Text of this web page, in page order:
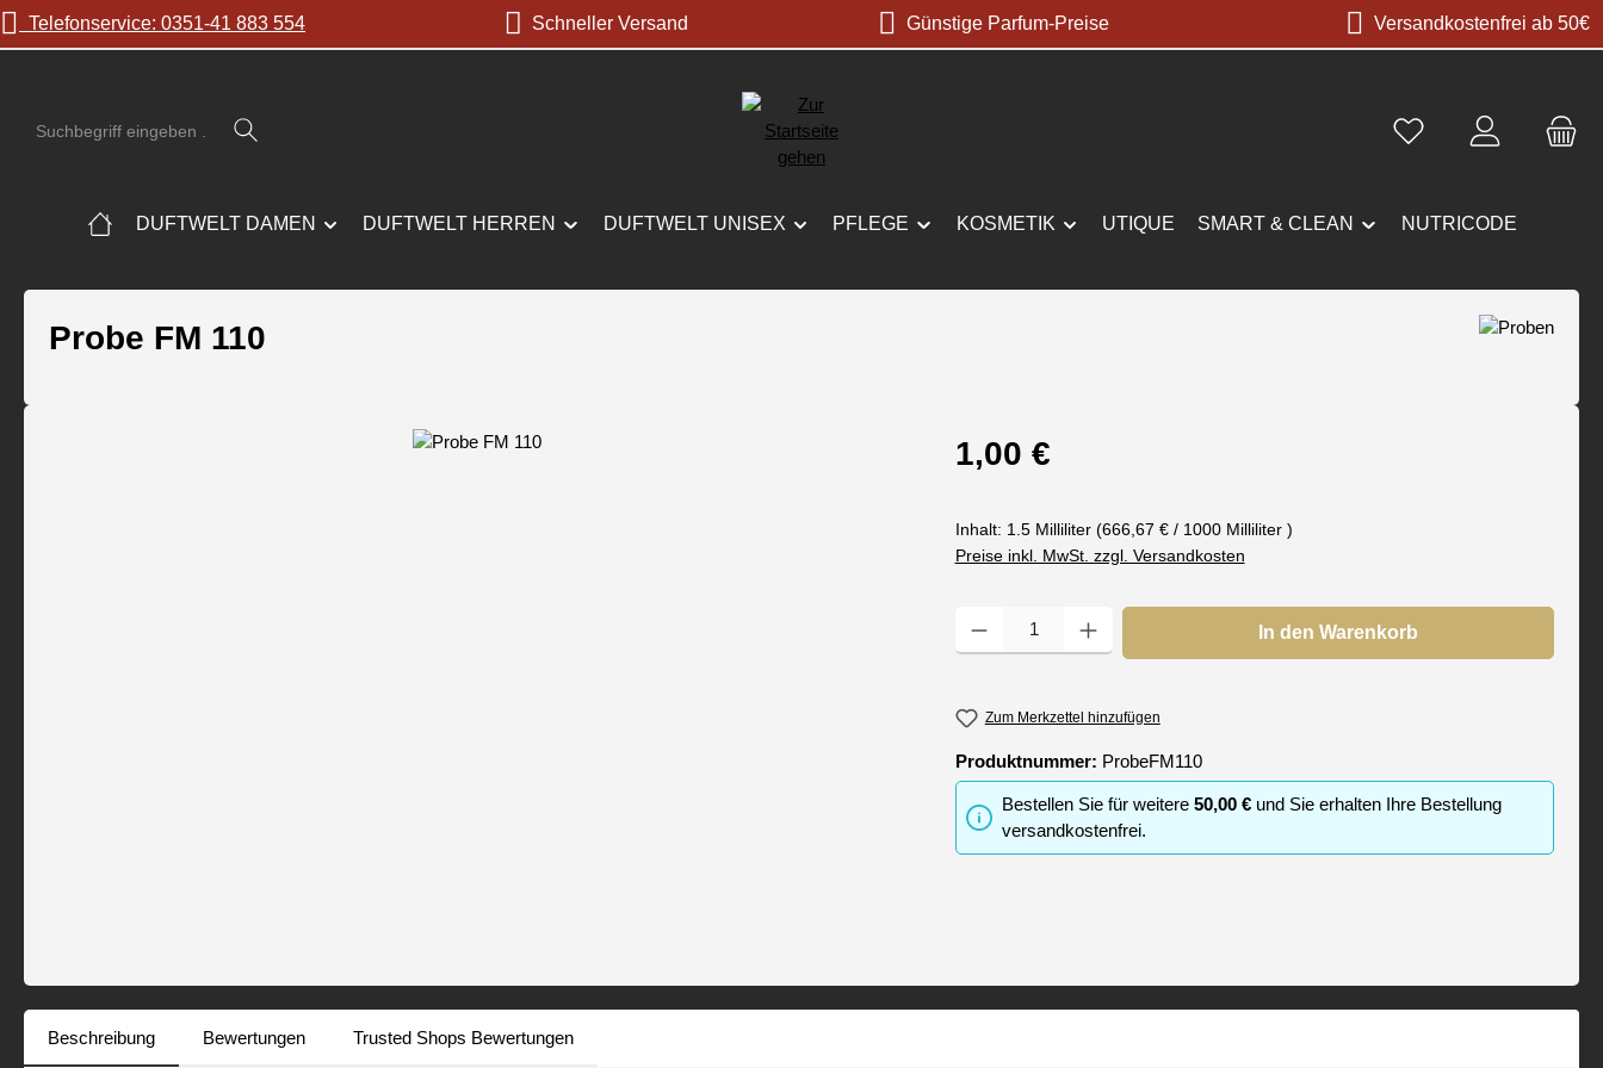
Hauptinhalt springen
Zur Suche springen
Zur Hauptnavigation springen
Telefonservice: 0351-41 883 554 Schneller Versand Günstige Parfum-Preise Versandkostenfrei ab 50€
DUFTWELT DAMEN DUFTWELT HERREN DUFTWELT UNISEX PFLEGE KOSMETIK UTIQUE SMART & CLEAN NUTRICODE
Probe FM 110
Regulärer Preis:
1,00 €
Inhalt: 1.5 Milliliter (666,67 € / 1000 Milliliter )
Preise inkl. MwSt. zzgl. Versandkosten
Produkt Anzahl: Gib den gewünschten Wert ein oder benutze die Schaltflächen um
In den Warenkorb
Zum Merkzettel hinzufügen
Produktnummer: ProbeFM110
Bestellen Sie für weitere 50,00 €und Sie erhalten Ihre Bestellung
versandkostenfrei.
Beschreibung Bewertungen Trusted Shops Bewertungen